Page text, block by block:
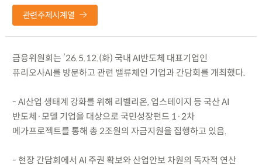
관련주제시계열
금융위원회는 ’26.5.12.(화) 국내 AI반도체 대표기업인
퓨리오사AI를 방문하고 관련 밸류체인 기업과 간담회를 개최했다.
- AI산업 생태계 강화를 위해 리벨리온, 업스테이지 등 국산 AI
반도체·모델 기업을 대상으로 국민성장펀드 1·2차
메가프로젝트를 통해 총 2조원의 자금지원을 집행하고 있음.
- 현장 간담회에서 AI 주권 확보와 산업안보 차원의 독자적 연산